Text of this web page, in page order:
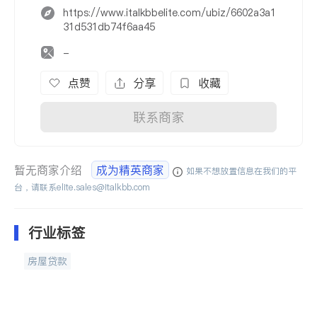
https://www.italkbbelite.com/ubiz/6602a3a1
31d531db74f6aa45
-
点赞 分享 收藏
联系商家
暂无商家介绍 成为精英商家
如果不想放置信息在我们的平
台，请联系elite.sales@italkbb.com
行业标签
房屋贷款